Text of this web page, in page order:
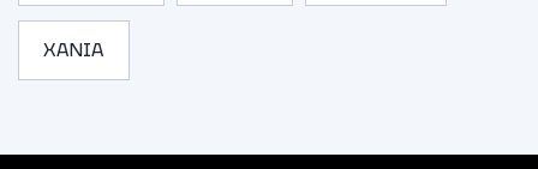
ΧΑΝΙΑ